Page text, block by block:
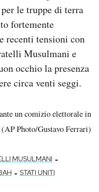
le truppe di terra
fortemente
recenti tensioni con
Musulmani e
occhio la presenza
circa venti seggi.
un comizio elettorale in
Photo/Gustavo Ferrari)
MUSULMANI -
- STATI UNITI